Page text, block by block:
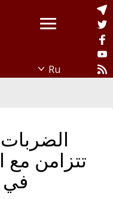
الضربات
تتزامن مع
في